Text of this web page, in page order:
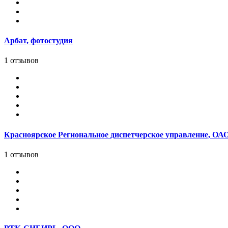
Арбат, фотостудия
1 отзывов
Красноярское Региональное диспетчерское управление,
1 отзывов